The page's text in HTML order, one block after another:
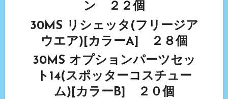
ン ２２個
30MS リシェッタ(フリージア
ウエア)[カラーA] ２８個
30MS オプションパーツセッ
ト14(スポッターコスチュー
ム)[カラーB] ２０個